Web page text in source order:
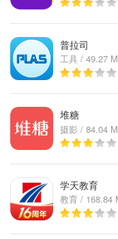
普拉司
工具 / 49.27
堆糖
摄影 / 84.04
学天教育
教育 / 168.84